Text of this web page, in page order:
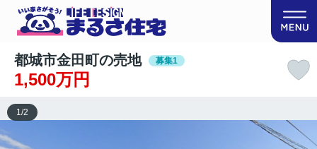
都城市金田町の売地 募集1
1,500万円
1/2